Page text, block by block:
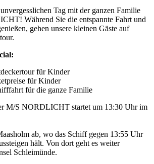
Tag mit der ganzen Familie
Während Sie die entspannte Fahrt und
gehen unsere kleinen Gäste auf
für Kinder
für Kinder
für die ganze Familie
M/S NORDLICHT startet um 13:30 Uhr im
ab, wo das Schiff gegen 13:55 Uhr
hält. Von dort geht es weiter
Schleimünde.